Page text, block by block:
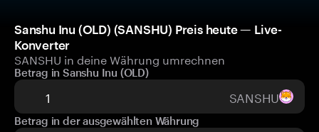
Sanshu Inu (OLD) (SANSHU) Preis heute — Live-
Konverter
SANSHU in deine Währung umrechnen
Betrag in Sanshu Inu (OLD)
SANSHU
Betrag in der ausgewählten Währung